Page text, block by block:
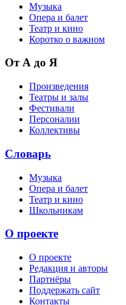
Музыка
Опера и балет
Театр и кино
Коротко о важном
От А до Я
Произведения
Театры и залы
Фестивали
Персоналии
Коллективы
Словарь
Музыка
Опера и балет
Театр и кино
Школьникам
О проекте
О проекте
Редакция и авторы
Партнёры
Поддержать сайт
Контакты